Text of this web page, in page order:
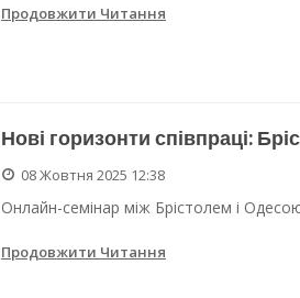
Продовжити Читання
Нові горизонти співпраці:
08 Жовтня 2025 12:38
Онлайн-семінар між Брістолем і
Продовжити Читання